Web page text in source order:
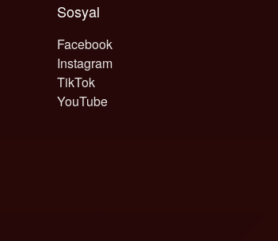
Sosyal
Facebook
Instagram
TikTok
YouTube